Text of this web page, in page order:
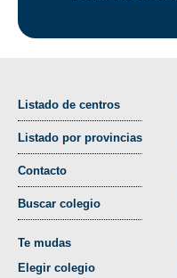
Listado de centros
Listado por provincias
Contacto
Buscar colegio
Te mudas
Elegir colegio